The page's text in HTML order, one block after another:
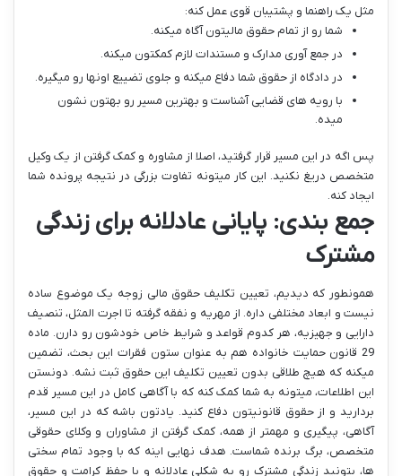
مثل یک راهنما و پشتیبان قوی عمل کنه:
شما رو از تمام حقوق مالیتون آگاه میکنه.
در جمع آوری مدارک و مستندات لازم کمکتون میکنه.
در دادگاه از حقوق شما دفاع میکنه و جلوی تضییع اونها رو میگیره.
با رویه های قضایی آشناست و بهترین مسیر رو بهتون نشون
میده.
پس اگه در این مسیر قرار گرفتید، اصلا از مشاوره و کمک گرفتن از یک وکیل
متخصص دریغ نکنید. این کار میتونه تفاوت بزرگی در نتیجه پرونده شما
ایجاد کنه.
جمع بندی: پایانی عادلانه برای زندگی
مشترک
همونطور که دیدیم، تعیین تکلیف حقوق مالی زوجه یک موضوع ساده
نیست و ابعاد مختلفی داره. از مهریه و نفقه گرفته تا اجرت المثل، تنصیف
دارایی و جهیزیه، هر کدوم قواعد و شرایط خاص خودشون رو دارن. ماده
29 قانون حمایت خانواده هم به عنوان ستون فقرات این بحث، تضمین
میکنه که هیچ طلاقی بدون تعیین تکلیف این حقوق ثبت نشه. دونستن
این اطلاعات، میتونه به شما کمک کنه که با آگاهی کامل در این مسیر قدم
بردارید و از حقوق قانونیتون دفاع کنید. یادتون باشه که در این مسیر،
آگاهی، پیگیری و مهمتر از همه، کمک گرفتن از مشاوران و وکلای حقوقی
متخصص، برگ برنده شماست. هدف نهایی اینه که با وجود تمام سختی
ها، بتونید زندگی مشترک رو به شکلی عادلانه و با حفظ کرامت و حقوق